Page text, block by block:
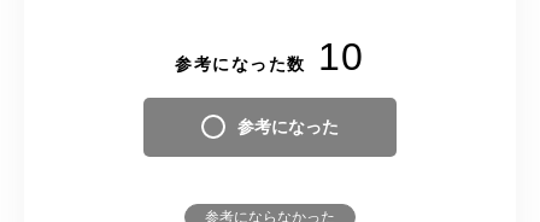
参考になった数 10
参考になった
参考にならなかった